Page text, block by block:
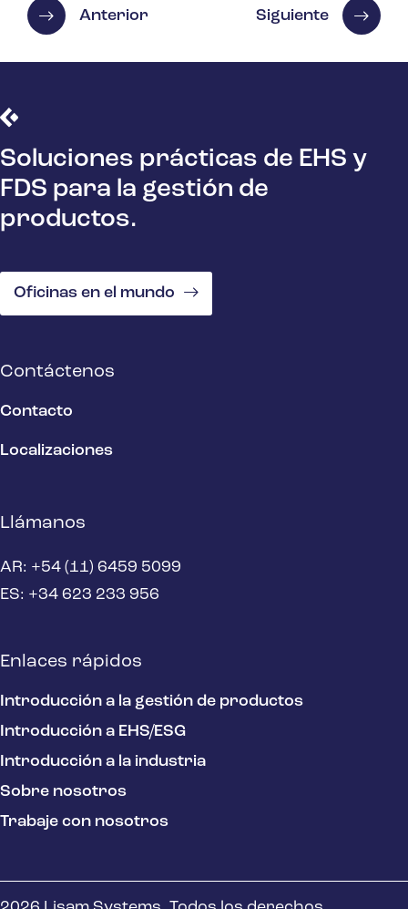
Anterior Siguiente
Soluciones prácticas de EHS y
FDS para la gestión de
productos.
Oficinas en el mundo
Contáctenos
Contacto
Localizaciones
Llámanos
AR: +54 (11) 6459 5099
ES: +34 623 233 956
Enlaces rápidos
Introducción a la gestión de productos
Introducción a EHS/ESG
Introducción a la industria
Sobre nosotros
Trabaje con nosotros